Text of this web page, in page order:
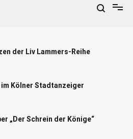
der Liv Lammers-Reihe
im Kölner Stadtanzeiger
„Der Schrein der Könige“